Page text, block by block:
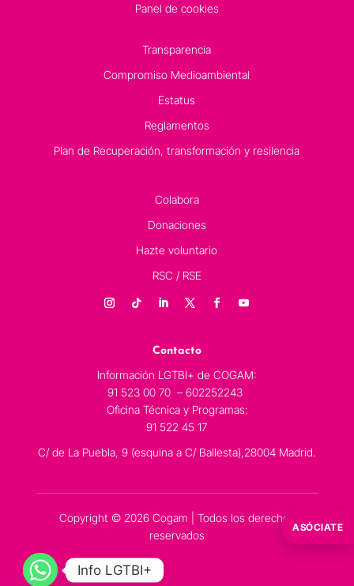
Panel de cookies
Transparencia
Compromiso Medioambiental
Estatus
Reglamentos
Plan de Recuperación, transformación y resilencia
Colabora
Donaciones
Hazte voluntario
RSC / RSE
Contacto
Información LGTBI+ de COGAM:
91 523 00 70 – 602252243
Oficina Técnica y Programas:
91 522 45 17
C/ de La Puebla, 9 (esquina a C/ Ballesta),28004 Madrid.
Copyright © 2026 Cogam | Todos los derechos
reservados
ASÓCIATE
Info LGTBI+